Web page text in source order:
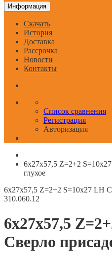
Информация
Скачать
История
Доставка
Рассрочка
Новости
Контакты
Список сравнения
Регистрация
Авторизация
6x27x57,5 Z=2+2
глухое
6x27x57,5 Z=2+2 S=10x27 LH
310.060.12
6x27x57,5
Сверло